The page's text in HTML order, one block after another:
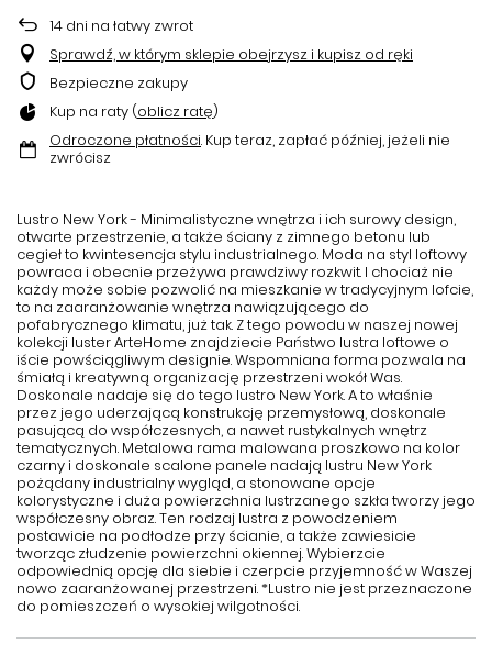
14 dni na łatwy zwrot
Sprawdź, w którym sklepie obejrzysz i kupisz od ręki
Bezpieczne zakupy
Kup na raty (oblicz ratę)
Odroczone płatności. Kup teraz, zapłać później, jeżeli nie
zwrócisz
Lustro New York - Minimalistyczne wnętrza i ich surowy design,
otwarte przestrzenie, a także ściany z zimnego betonu lub
cegieł to kwintesencja stylu industrialnego. Moda na styl loftowy
powraca i obecnie przeżywa prawdziwy rozkwit. I chociaż nie
każdy może sobie pozwolić na mieszkanie w tradycyjnym lofcie,
to na zaaranżowanie wnętrza nawiązującego do
pofabrycznego klimatu, już tak. Z tego powodu w naszej nowej
kolekcji luster ArteHome znajdziecie Państwo lustra loftowe o
iście powściągliwym designie. Wspomniana forma pozwala na
śmiałą i kreatywną organizację przestrzeni wokół Was.
Doskonale nadaje się do tego lustro New York. A to właśnie
przez jego uderzającą konstrukcję przemysłową, doskonale
pasującą do współczesnych, a nawet rustykalnych wnętrz
tematycznych. Metalowa rama malowana proszkowo na kolor
czarny i doskonale scalone panele nadają lustru New York
pożądany industrialny wygląd, a stonowane opcje
kolorystyczne i duża powierzchnia lustrzanego szkła tworzy jego
współczesny obraz. Ten rodzaj lustra z powodzeniem
postawicie na podłodze przy ścianie, a także zawiesicie
tworząc złudzenie powierzchni okiennej. Wybierzcie
odpowiednią opcję dla siebie i czerpcie przyjemność w Waszej
nowo zaaranżowanej przestrzeni. *Lustro nie jest przeznaczone
do pomieszczeń o wysokiej wilgotności.